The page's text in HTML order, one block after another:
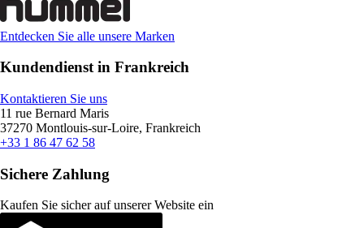
Entdecken Sie alle unsere Marken
Kundendienst in Frankreich
Kontaktieren Sie uns
11 rue Bernard Maris
37270 Montlouis-sur-Loire, Frankreich
+33 1 86 47 62 58
Sichere Zahlung
Kaufen Sie sicher auf unserer Website ein